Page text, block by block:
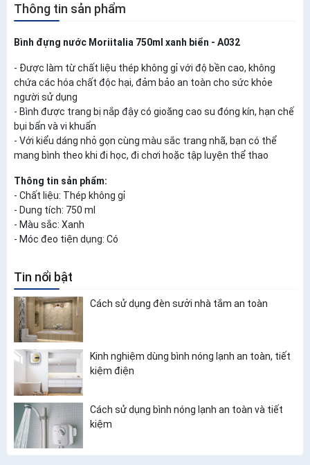
Thông tin sản phẩm
Bình đựng nước Moriitalia 750ml xanh biển - A032
- Được làm từ chất liệu thép không gỉ với độ bền cao, không
chứa các hóa chất độc hại, đảm bảo an toàn cho sức khỏe
người sử dụng
- Bình được trang bị nắp đậy có gioăng cao su đóng kín, hạn chế
bụi bẩn và vi khuẩn
- Với kiểu dáng nhỏ gọn cùng màu sắc trang nhã, bạn có thể
mang bình theo khi đi học, đi chơi hoặc tập luyện thể thao
Thông tin sản phẩm:
- Chất liệu: Thép không gỉ
- Dung tích: 750 ml
- Màu sắc: Xanh
- Móc đeo tiện dụng: Có
Tin nổi bật
Cách sử dụng đèn sưởi nhà tắm an toàn
Kinh nghiệm dùng bình nóng lạnh an toàn, tiết
kiệm điện
Cách sử dụng bình nóng lạnh an toàn và tiết
kiệm